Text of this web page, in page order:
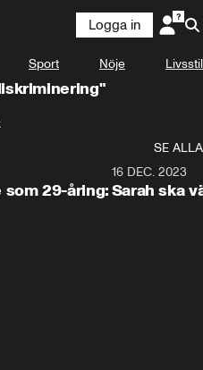
Logga in
Sport Nöje Livsstil
SE ALLA
som 29-åring:
16 DEC. 2023
Sarah ska